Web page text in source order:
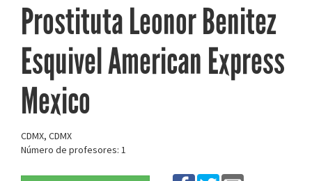
Prostituta Leonor Benitez
Esquivel American Express
Mexico
CDMX, CDMX
Número de profesores: 1